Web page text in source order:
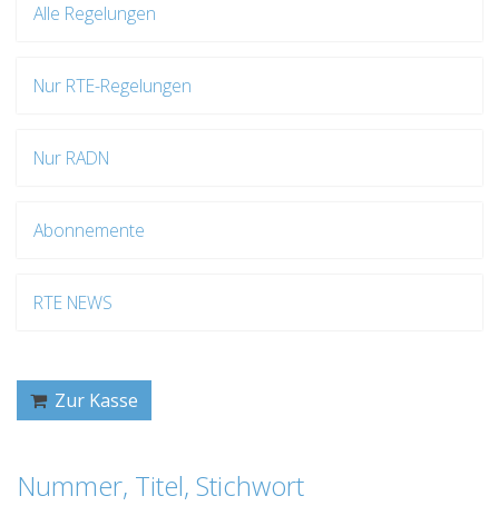
Alle Regelungen
Nur RTE-Regelungen
Nur RADN
Abonnemente
RTE NEWS
Zur Kasse
Nummer, Titel, Stichwort